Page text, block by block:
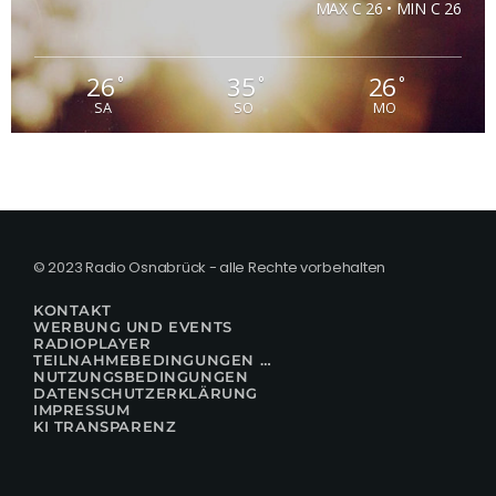
MAX C 26 • MIN C 26
26°
SA
35 °
SO
26°
MO
© 2023 Radio Osnabrück - alle Rechte vorbehalten
KONTAKT
WERBUNG UND EVENTS
RADIOPLAYER
TEILNAHMEBEDINGUNGEN FÜR GEWINNSPIELE
NUTZUNGSBEDINGUNGEN
DATENSCHUTZERKLÄRUNG
IMPRESSUM
KI TRANSPARENZ